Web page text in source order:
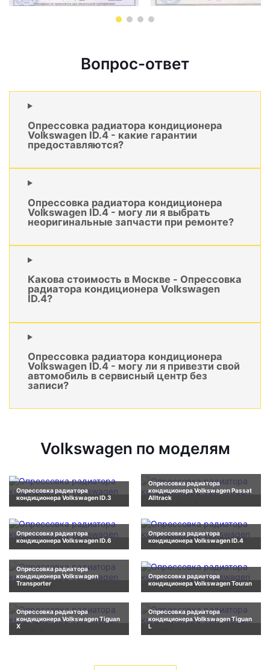
Вопрос-ответ
Опрессовка радиатора кондиционера
Volkswagen ID.4 - какие гарантии
предоставляются?
Опрессовка радиатора кондиционера
Volkswagen ID.4 - могу ли я выбрать
неоригинальные запчасти при ремонте?
Какова стоимость в Москве - Опрессовка
радиатора кондиционера Volkswagen
ID.4?
Опрессовка радиатора кондиционера
Volkswagen ID.4 - могу ли я привезти свой
автомобиль в сервисный центр без
записи?
Volkswagen по моделям
Опрессовка радиатора
кондиционера Volkswagen ID.3
Опрессовка радиатора
кондиционера Volkswagen Passat
Alltrack
Опрессовка радиатора
кондиционера Volkswagen ID.6
Опрессовка радиатора
кондиционера Volkswagen ID.4
Опрессовка радиатора
кондиционера Volkswagen
Transporter
Опрессовка радиатора
кондиционера Volkswagen Touran
Опрессовка радиатора
кондиционера Volkswagen Tiguan
X
Опрессовка радиатора
кондиционера Volkswagen Tiguan
L